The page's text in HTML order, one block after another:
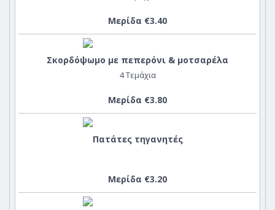
Μερίδα €3.40
Σκορδόψωμο με πεπερόνι & μοτσαρέλα
4 Τεμάχια
Μερίδα €3.80
Πατάτες τηγανητές
Μερίδα €3.20